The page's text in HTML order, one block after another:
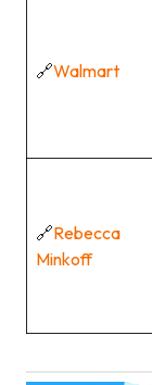
🔗Walmart
🔗Rebecca
Minkoff